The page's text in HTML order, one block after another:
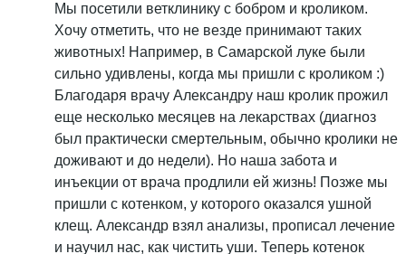
Мы посетили ветклинику с бобром и кроликом.
Хочу отметить, что не везде принимают таких
животных! Например, в Самарской луке были
сильно удивлены, когда мы пришли с кроликом :)
Благодаря врачу Александру наш кролик прожил
еще несколько месяцев на лекарствах (диагноз
был практически смертельным, обычно кролики не
доживают и до недели). Но наша забота и
инъекции от врача продлили ей жизнь! Позже мы
пришли с котенком, у которого оказался ушной
клещ. Александр взял анализы, прописал лечение
и научил нас, как чистить уши. Теперь котенок